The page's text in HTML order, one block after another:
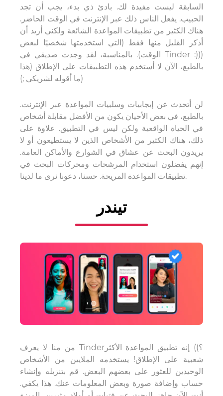
السابقة ليست مفيدة لك. بادئ ذي بدء، يجب أن تجد
الحبيب. يفعل الناس ذلك عبر الإنترنت في الوقت الحاضر.
هناك الكثير من تطبيقات المواعدة الشائعة ولكني أريد أن
أذكر القليل منها فقط (التي استخدمتها شخصيًا لبعض
الوقت). بالمناسبة، لقد وجدت صديقي في Tinder :)))
بالطبع، الآن لا أستخدم هذه التطبيقات على الإطلاق (هذا
ما أقوله لشريكي ;))
لن أتحدث عن إيجابيات وسلبيات المواعدة عبر الإنترنت.
بالطبع، في بعض الأحيان يكون من الأفضل مقابلة أشخاص
في الحياة الواقعية ولكن ليس في التطبيق. علاوة على
ذلك، هناك الكثير من الأشخاص الذين لا يستطيعون أو لا
يريدون البحث عن عشاق في الشوارع والأماكن العامة.
إنهم يفضلون استخدام المرشحات ومحركات البحث في
تطبيقات المواعدة المريحة. حسنا، دعونا نرى ما لدينا.
تيندر
من منا لا يعرف Tinder؟)) إنه تطبيق المواعدة الأكثر
شعبية على الإطلاق! يستخدمه الملايين من الأشخاص
الوحيدين للعثور على بعضهم البعض. قم بتنزيله وإنشاء
حساب وإضافة صورة وبعض المعلومات عنك. هذا يكفي.